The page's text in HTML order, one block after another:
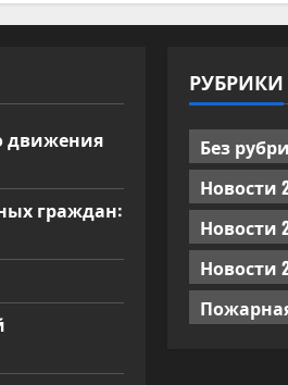
движения
граждан:
РУБРИКИ
Без
Новости
Новости
Новости